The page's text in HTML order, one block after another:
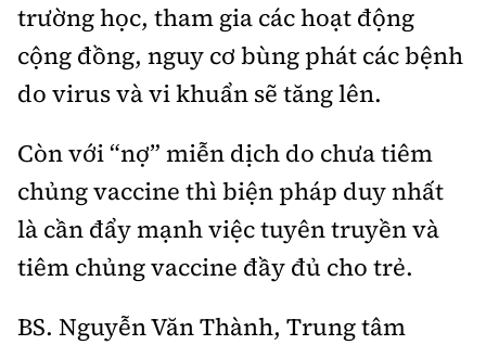
trường học, tham gia các hoạt động
cộng đồng, nguy cơ bùng phát các bệnh
do virus và vi khuẩn sẽ tăng lên.
Còn với “nợ” miễn dịch do chưa tiêm
chủng vaccine thì biện pháp duy nhất
là cần đẩy mạnh việc tuyên truyền và
tiêm chủng vaccine đầy đủ cho trẻ.
BS. Nguyễn Văn Thành, Trung tâm